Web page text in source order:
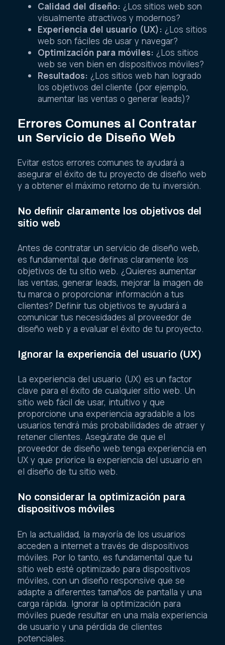
Calidad del diseño: ¿Los sitios web son
visualmente atractivos y modernos?
Experiencia del usuario (UX): ¿Los sitios
web son fáciles de usar y navegar?
Optimización para móviles: ¿Los sitios
web se ven bien en dispositivos móviles?
Resultados: ¿Los sitios web han logrado
los objetivos del cliente (por ejemplo,
aumentar las ventas o generar leads)?
Errores Comunes al Contratar
un Servicio de Diseño Web
Evitar estos errores comunes te ayudará a
asegurar el éxito de tu proyecto de diseño web
y a obtener el máximo retorno de tu inversión.
No definir claramente los objetivos del
sitio web
Antes de contratar un servicio de diseño web,
es fundamental que definas claramente los
objetivos de tu sitio web. ¿Quieres aumentar
las ventas, generar leads, mejorar la imagen de
tu marca o proporcionar información a tus
clientes? Definir tus objetivos te ayudará a
comunicar tus necesidades al proveedor de
diseño web y a evaluar el éxito de tu proyecto.
Ignorar la experiencia del usuario (UX)
La experiencia del usuario (UX) es un factor
clave para el éxito de cualquier sitio web. Un
sitio web fácil de usar, intuitivo y que
proporcione una experiencia agradable a los
usuarios tendrá más probabilidades de atraer y
retener clientes. Asegúrate de que el
proveedor de diseño web tenga experiencia en
UX y que priorice la experiencia del usuario en
el diseño de tu sitio web.
No considerar la optimización para
dispositivos móviles
En la actualidad, la mayoría de los usuarios
acceden a internet a través de dispositivos
móviles. Por lo tanto, es fundamental que tu
sitio web esté optimizado para dispositivos
móviles, con un diseño responsive que se
adapte a diferentes tamaños de pantalla y una
carga rápida. Ignorar la optimización para
móviles puede resultar en una mala experiencia
de usuario y una pérdida de clientes
potenciales.